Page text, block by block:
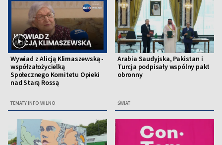
Wywiad z Alicją Klimaszewską -
współzałożycielką
Społecznego Komitetu Opieki
nad Starą Rossą
TEMATY INFO WILNO
Arabia Saudyjska, Pakistan i
Turcja podpisały wspólny pakt
obronny
ŚWIAT